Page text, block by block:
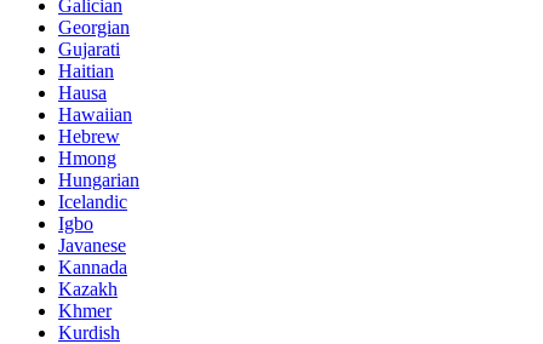
Galician
Georgian
Gujarati
Haitian
Hausa
Hawaiian
Hebrew
Hmong
Hungarian
Icelandic
Igbo
Javanese
Kannada
Kazakh
Khmer
Kurdish